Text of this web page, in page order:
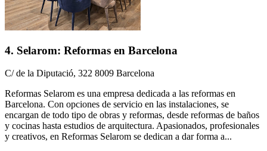
4. Selarom: Reformas en Barcelona
C/ de la Diputació, 322 8009 Barcelona
Reformas Selarom es una empresa dedicada a las reformas en
Barcelona. Con opciones de servicio en las instalaciones, se
encargan de todo tipo de obras y reformas, desde reformas de baños
y cocinas hasta estudios de arquitectura. Apasionados, profesionales
y creativos, en Reformas Selarom se dedican a dar forma a...